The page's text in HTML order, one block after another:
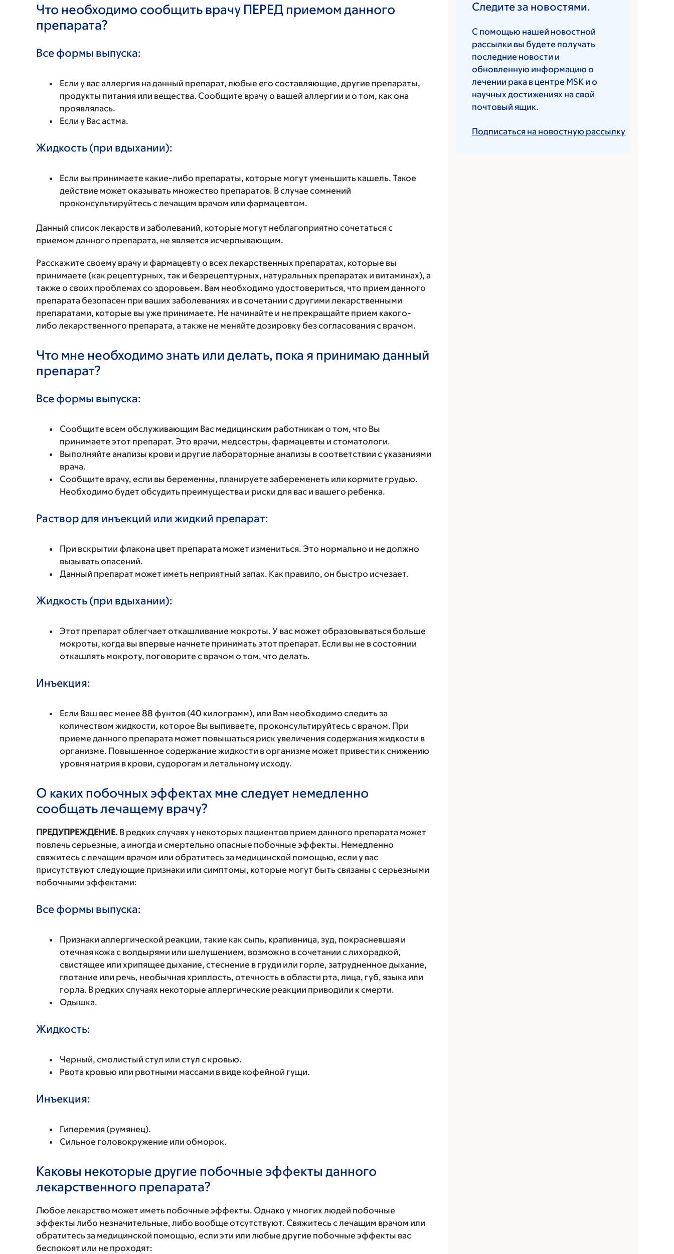
Что необходимо сообщить врачу ПЕРЕД приемом данного
препарата?
Все формы выпуска:
Если у вас аллергия на данный препарат, любые его составляющие, другие препараты,
продукты питания или вещества. Сообщите врачу о вашей аллергии и о том, как она
проявлялась.
Если у Вас астма.
Жидкость (при вдыхании):
Если вы принимаете какие-либо препараты, которые могут уменьшить кашель. Такое
действие может оказывать множество препаратов. В случае сомнений
проконсультируйтесь с лечащим врачом или фармацевтом.
Данный список лекарств и заболеваний, которые могут неблагоприятно сочетаться с
приемом данного препарата, не является исчерпывающим.
Расскажите своему врачу и фармацевту о всех лекарственных препаратах, которые вы
принимаете (как рецептурных, так и безрецептурных, натуральных препаратах и витаминах), а
также о своих проблемах со здоровьем. Вам необходимо удостовериться, что прием данного
препарата безопасен при ваших заболеваниях и в сочетании с другими лекарственными
препаратами, которые вы уже принимаете. Не начинайте и не прекращайте прием какого-
либо лекарственного препарата, а также не меняйте дозировку без согласования с врачом.
Что мне необходимо знать или делать, пока я принимаю данный
препарат?
Все формы выпуска:
Сообщите всем обслуживающим Вас медицинским работникам о том, что Вы
принимаете этот препарат. Это врачи, медсестры, фармацевты и стоматологи.
Выполняйте анализы крови и другие лабораторные анализы в соответствии с указаниями
врача.
Сообщите врачу, если вы беременны, планируете забеременеть или кормите грудью.
Необходимо будет обсудить преимущества и риски для вас и вашего ребенка.
Раствор для инъекций или жидкий препарат:
При вскрытии флакона цвет препарата может измениться. Это нормально и не должно
вызывать опасений.
Данный препарат может иметь неприятный запах. Как правило, он быстро исчезает.
Жидкость (при вдыхании):
Этот препарат облегчает откашливание мокроты. У вас может образовываться больше
мокроты, когда вы впервые начнете принимать этот препарат. Если вы не в состоянии
откашлять мокроту, поговорите с врачом о том, что делать.
Инъекция:
Если Ваш вес менее 88 фунтов (40 килограмм), или Вам необходимо следить за
количеством жидкости, которое Вы выпиваете, проконсультируйтесь с врачом. При
приеме данного препарата может повышаться риск увеличения содержания жидкости в
организме. Повышенное содержание жидкости в организме может привести к снижению
уровня натрия в крови, судорогам и летальному исходу.
О каких побочных эффектах мне следует немедленно
сообщать лечащему врачу?
ПРЕДУПРЕЖДЕНИЕ. В редких случаях у некоторых пациентов прием данного препарата может
повлечь серьезные, а иногда и смертельно опасные побочные эффекты. Немедленно
свяжитесь с лечащим врачом или обратитесь за медицинской помощью, если у вас
присутствуют следующие признаки или симптомы, которые могут быть связаны с серьезными
побочными эффектами:
Все формы выпуска:
Признаки аллергической реакции, такие как сыпь, крапивница, зуд, покрасневшая и
отечная кожа с волдырями или шелушением, возможно в сочетании с лихорадкой,
свистящее или хрипящее дыхание, стеснение в груди или горле, затрудненное дыхание,
глотание или речь, необычная хриплость, отечность в области рта, лица, губ, языка или
горла. В редких случаях некоторые аллергические реакции приводили к смерти.
Одышка.
Жидкость:
Черный, смолистый стул или стул с кровью.
Рвота кровью или рвотными массами в виде кофейной гущи.
Инъекция:
Гиперемия (румянец).
Сильное головокружение или обморок.
Каковы некоторые другие побочные эффекты данного
лекарственного препарата?
Любое лекарство может иметь побочные эффекты. Однако у многих людей побочные
эффекты либо незначительные, либо вообще отсутствуют. Свяжитесь с лечащим врачом или
обратитесь за медицинской помощью, если эти или любые другие побочные эффекты вас
беспокоят или не проходят:
Следите за новостями.
С помощью нашей новостной
рассылки вы будете получать
последние новости и
обновленную информацию о
лечении рака в центре MSK и о
научных достижениях на свой
почтовый ящик.
Подписаться на новостную рассылку